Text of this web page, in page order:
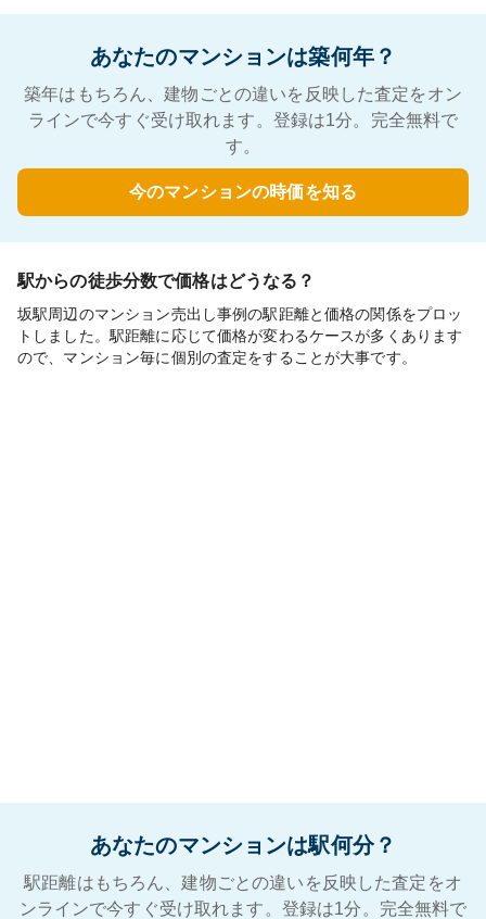
あなたのマンションは築何年？
築年はもちろん、建物ごとの違いを反映した査定をオン
ラインで今すぐ受け取れます。登録は1分。完全無料で
す。
今のマンションの時価を知る
駅からの徒歩分数で価格はどうなる？
坂駅周辺のマンション売出し事例の駅距離と価格の関係をプロッ
トしました。駅距離に応じて価格が変わるケースが多くあります
ので、マンション毎に個別の査定をすることが大事です。
あなたのマンションは駅何分？
駅距離はもちろん、建物ごとの違いを反映した査定をオ
ンラインで今すぐ受け取れます。登録は1分。完全無料で